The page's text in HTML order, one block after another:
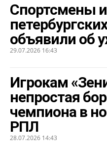
Спортсмены
объявили об
29.07.2026 16:43
Игрокам
непростая
чемпиона в
РПЛ
28.07.2026 14:43